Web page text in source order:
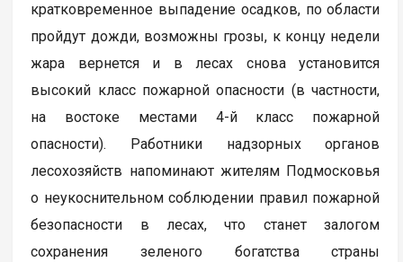
кратковременное выпадение осадков, по области
пройдут дожди, возможны грозы, к концу недели
жара вернется и в лесах снова установится
высокий класс пожарной опасности (в частности,
на востоке местами 4-й класс пожарной
опасности). Работники надзорных органов
лесохозяйств напоминают жителям Подмосковья
о неукоснительном соблюдении правил пожарной
безопасности в лесах, что станет залогом
сохранения зеленого богатства страны